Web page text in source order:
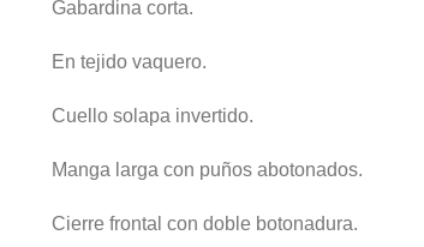
Gabardina corta.
En tejido vaquero.
Cuello solapa invertido.
Manga larga con puños abotonados.
Cierre frontal con doble botonadura.